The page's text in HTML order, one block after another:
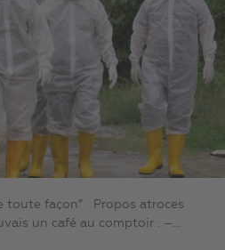
toute façon” Propos atroces
un café au comptoir : –...